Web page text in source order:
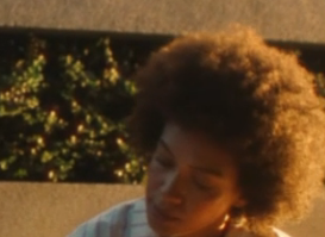
Cihazlarım
Siparişlerim
Adresim
Aboneliklerim
Tech Elixir
Español
Português
Русский
中文 繁體中文